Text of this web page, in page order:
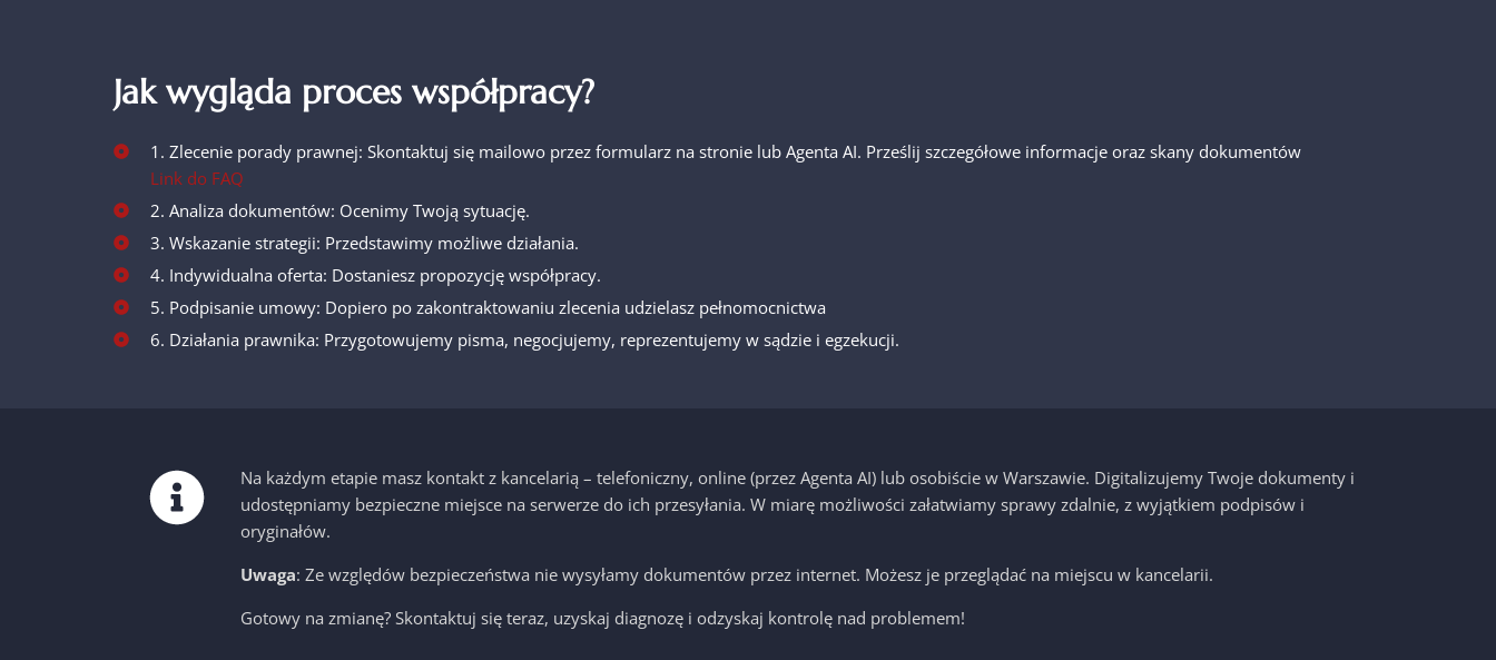
Jak wygląda proces współpracy?
1. Zlecenie porady prawnej: Skontaktuj się mailowo przez formularz na stronie lub Agenta AI. Prześlij szczegółowe informacje oraz skany dokumentów
Link do FAQ
2. Analiza dokumentów: Ocenimy Twoją sytuację.
3. Wskazanie strategii: Przedstawimy możliwe działania.
4. Indywidualna oferta: Dostaniesz propozycję współpracy.
5. Podpisanie umowy: Dopiero po zakontraktowaniu zlecenia udzielasz pełnomocnictwa
6. Działania prawnika: Przygotowujemy pisma, negocjujemy, reprezentujemy w sądzie i egzekucji.
Na każdym etapie masz kontakt z kancelarią – telefoniczny, online (przez Agenta AI) lub osobiście w Warszawie. Digitalizujemy Twoje dokumenty i
udostępniamy bezpieczne miejsce na serwerze do ich przesyłania. W miarę możliwości załatwiamy sprawy zdalnie, z wyjątkiem podpisów i
oryginałów.
Uwaga: Ze względów bezpieczeństwa nie wysyłamy dokumentów przez internet. Możesz je przeglądać na miejscu w kancelarii.
Gotowy na zmianę? Skontaktuj się teraz, uzyskaj diagnozę i odzyskaj kontrolę nad problemem!